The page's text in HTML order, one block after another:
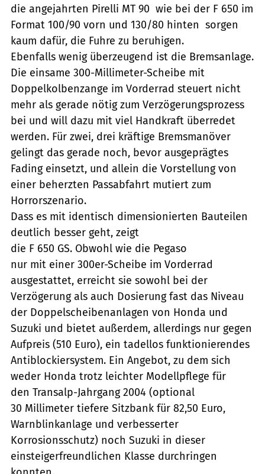
die angejahrten Pirelli MT 90  wie bei der F 650 im
Format 100/90 vorn und 130/80 hinten  sorgen
kaum dafür, die Fuhre zu beruhigen.
Ebenfalls wenig überzeugend ist die Bremsanlage.
Die einsame 300-Millimeter-Scheibe mit
Doppelkolbenzange im Vorderrad steuert nicht
mehr als gerade nötig zum Verzögerungsprozess
bei und will dazu mit viel Handkraft überredet
werden. Für zwei, drei kräftige Bremsmanöver
gelingt das gerade noch, bevor ausgeprägtes
Fading einsetzt, und allein die Vorstellung von
einer beherzten Passabfahrt mutiert zum
Horrorszenario.
Dass es mit identisch dimensionierten Bauteilen
deutlich besser geht, zeigt
die F 650 GS. Obwohl wie die Pegaso
nur mit einer 300er-Scheibe im Vorderrad
ausgestattet, erreicht sie sowohl bei der
Verzögerung als auch Dosierung fast das Niveau
der Doppelscheibenanlagen von Honda und
Suzuki und bietet außerdem, allerdings nur gegen
Aufpreis (510 Euro), ein tadellos funktionierendes
Antiblockiersystem. Ein Angebot, zu dem sich
weder Honda trotz leichter Modellpflege für
den Transalp-Jahrgang 2004 (optional
30 Millimeter tiefere Sitzbank für 82,50 Euro,
Warnblinkanlage und verbesserter
Korrosionsschutz) noch Suzuki in dieser
einsteigerfreundlichen Klasse durchringen